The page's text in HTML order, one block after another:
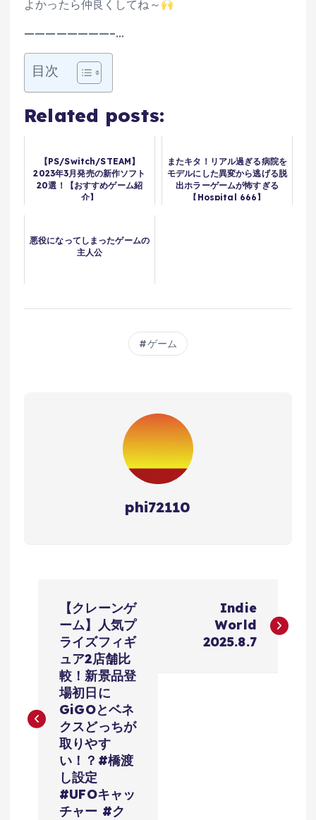
よかったら仲良くしてね～
————————–…
目次
Related posts:
【PS/Switch/STEAM】
2023年3月発売の新作ソフト
20選！【おすすめゲーム紹
介】
またキタ！リアル過ぎる病院を
モデルにした異変から逃げる脱
出ホラーゲームが怖すぎる
【Hospital 666】
悪役になってしまったゲームの
主人公
ゲーム
phi72110
ゲ
【クレーンゲ
ーム】人気プ
ライズフィギ
ュア2店舗比
較！新景品登
場初日に
GiGOとベネ
クスどっちが
取りやす
い！？#橋渡
し設定
#UFOキャッ
チャー #ク
Indie
World
2025.8.7